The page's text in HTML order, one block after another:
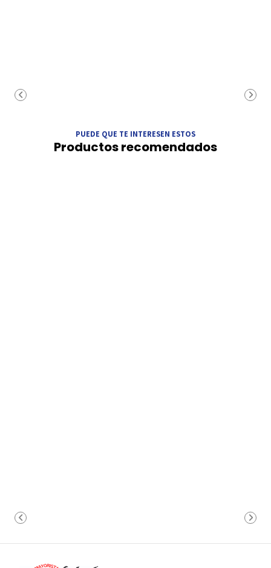
PUEDE QUE TE INTERESEN ESTOS
Productos recomendados